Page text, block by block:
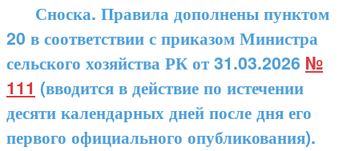
Сноска. Правила дополнены пунктом
20 в соответствии с приказом Министра
сельского хозяйства РК от 31.03.2026 №
111 (вводится в действие по истечении
десяти календарных дней после дня его
первого официального опубликования).